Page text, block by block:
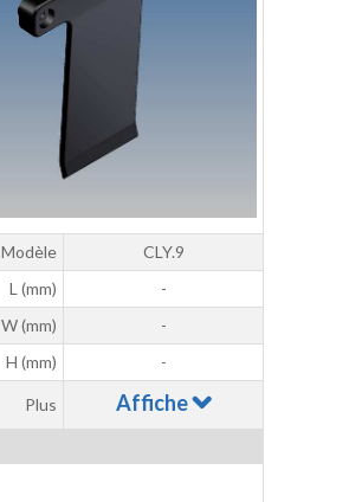
Modèle
CLY.9
L (mm)
-
W (mm)
-
H (mm)
-
Plus Affiche